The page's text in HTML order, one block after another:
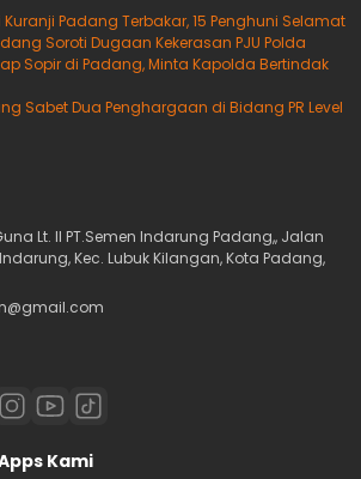
Padang Terbakar, 15 Penghuni Selamat
Soroti Dugaan Kekerasan PJU Polda
Sopir di Padang, Minta Kapolda Bertindak
Sabet Dua Penghargaan di Bidang PR Level
Lt. II PT.Semen Indarung Padang,, Jalan
Kec. Lubuk Kilangan, Kota Padang,
Kami